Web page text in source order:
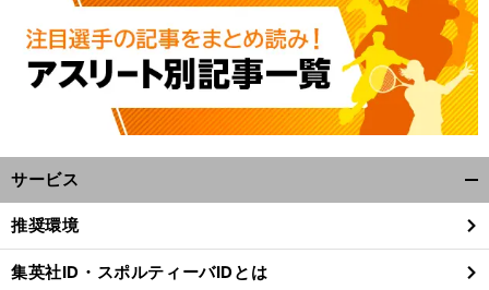
ラ
」 。
前
サービス
閉
る
推奨環境
集英社ID・スポルティーバIDとは